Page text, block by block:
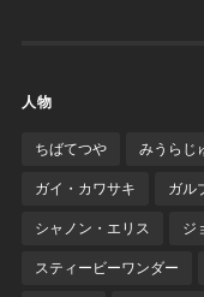
人物
ちばてつや みうらじ
ガイ・カワサキ ガル
シャノン・エリス ジ
スティービーワンダー